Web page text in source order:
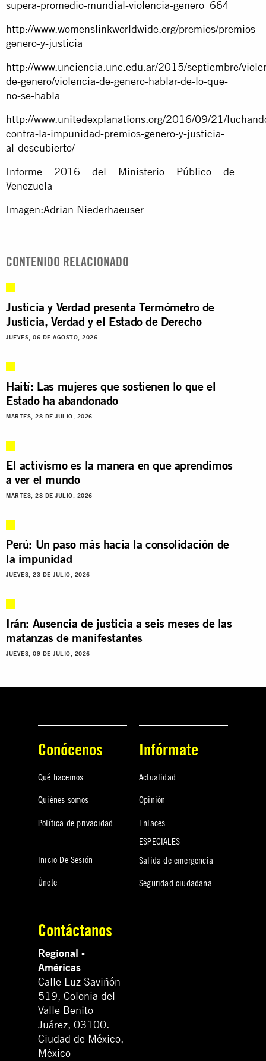
supera-promedio-mundial-violencia-genero_664
http://www.womenslinkworldwide.org/premios/premios-
genero-y-justicia
http://www.unciencia.unc.edu.ar/2015/septiembre/
de-genero/violencia-de-genero-hablar-de-lo-que-
no-se-habla
http://www.unitedexplanations.org/2016/09/21/
contra-la-impunidad-premios-genero-y-justicia-
al-descubierto/
Informe 2016 del Ministerio Público de
Venezuela
Imagen:Adrian Niederhaeuser
CONTENIDO RELACIONADO
Justicia y Verdad presenta Termómetro de
Justicia, Verdad y el Estado de Derecho
JUEVES, 06 DE AGOSTO, 2026
Haití: Las mujeres que sostienen lo que el
Estado ha abandonado
MARTES, 28 DE JULIO, 2026
El activismo es la manera en que aprendimos
a ver el mundo
MARTES, 28 DE JULIO, 2026
Perú: Un paso más hacia la consolidación de
la impunidad
JUEVES, 23 DE JULIO, 2026
Irán: Ausencia de justicia a seis meses de las
matanzas de manifestantes
JUEVES, 09 DE JULIO, 2026
Conócenos
Qué hacemos
Quiénes somos
Política de privacidad
Inicio De Sesión
Únete
Infórmate
Actualidad
Opinión
Enlaces
ESPECIALES
Salida de emergencia
Seguridad ciudadana
Contáctanos
Regional -
Américas
Calle Luz Saviñón
519, Colonia del
Valle Benito
Juárez, 03100.
Ciudad de México,
México